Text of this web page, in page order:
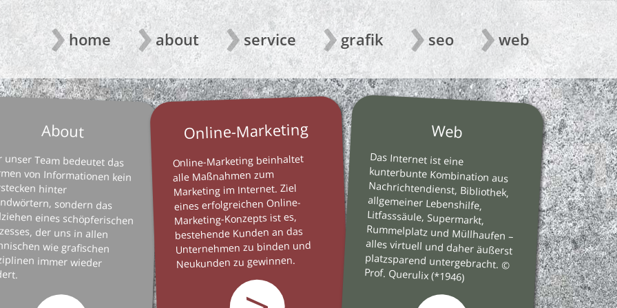
Direkt
zum
Inhalt
Hauptnavigation
home about service grafik seo web
About
unser Team bedeutet das
von Informationen kein
hinter
sondern das
eines schöpferischen
der uns in allen
wie grafischen
immer wieder
Online-Marketing
Online-Marketing beinhaltet
alle Maßnahmen zum
Marketing im Internet. Ziel
eines erfolgreichen Online-
Marketing-Konzepts ist es,
bestehende Kunden an das
Unternehmen zu binden und
Neukunden zu gewinnen.
Web
Das Internet ist eine
kunterbunte Kombination aus
Nachrichtendienst, Bibliothek,
allgemeiner Lebenshilfe,
Litfasssäule, Supermarkt,
Rummelplatz und Müllhaufen –
alles virtuell und daher äußerst
platzsparend untergebracht. ©
Prof. Querulix (*1946)